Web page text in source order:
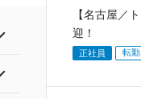
【名古屋／
迎！
正社員 転勤